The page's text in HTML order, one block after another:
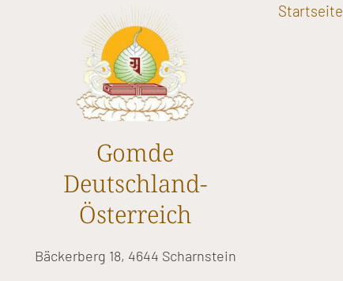
Gomde
Deutschland-
Österreich
Bäckerberg 18, 4644 Scharnstein
Startseite